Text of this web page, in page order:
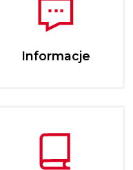
Informacje